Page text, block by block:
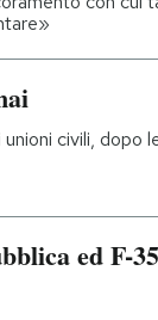
civili, dopo
ed F-35